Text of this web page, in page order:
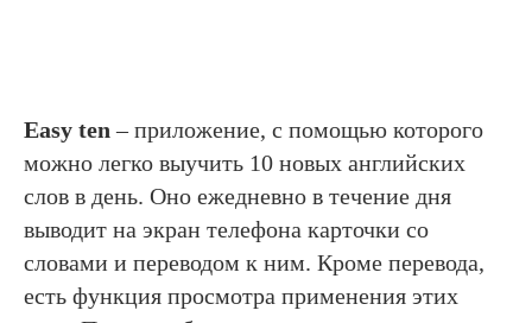
Easy ten– приложение, с помощью которого
можно легко выучить 10 новых английских
слов в день. Оно ежедневно в течение дня
выводит на экран телефона карточки со
словами и переводом к ним. Кроме перевода,
есть функция просмотра применения этих